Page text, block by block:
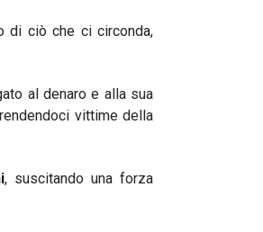
di ciò che ci circonda,
al denaro e alla sua
vittime della
, suscitando una forza